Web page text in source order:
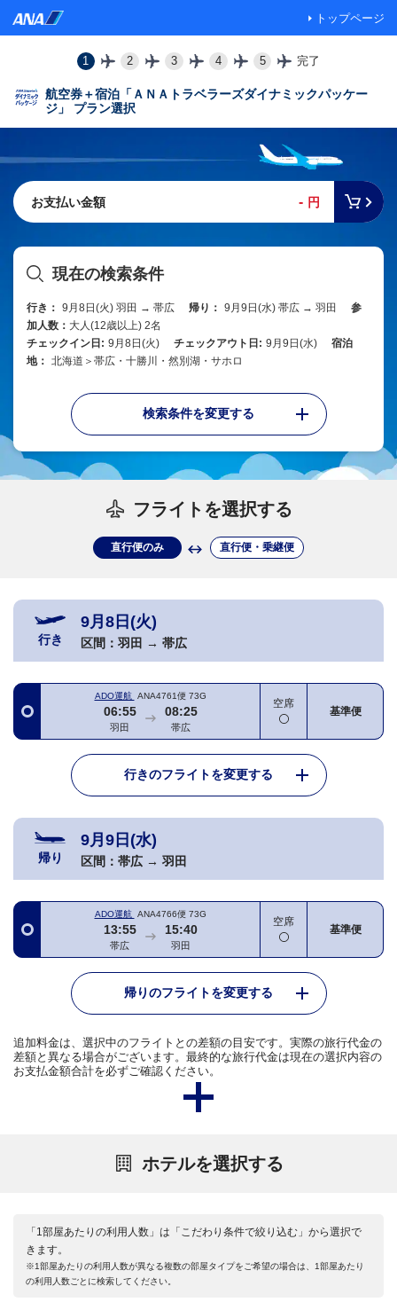
トップページ
1 2 3 4 5 完了
航空券＋宿泊「ＡＮＡトラベラーズダイナミックパッケー
ジ」 プラン選択
お支払い金額 - 円
現在の検索条件
行き： 9月8日(火) 羽田 → 帯広 帰り： 9月9日(水) 帯広 → 羽田
参
加人数： 大人(12歳以上) 2名
チェックイン日: 9月8日(火) チェックアウト日: 9月9日(水)
宿泊
地： 北海道＞帯広・十勝川・然別湖・サホロ
検索条件を変更する
フライトを選択する
直行便のみ 直行便・乗継便
行き
9月8日(火)
区間： 羽田 → 帯広
ADO運航 ANA4761便 73G
06:55
羽田
08:25
帯広
空席
基準便
行きのフライトを変更する
帰り
9月9日(水)
区間： 帯広 → 羽田
ADO運航 ANA4766便 73G
13:55
帯広
15:40
羽田
空席
基準便
帰りのフライトを変更する
追加料金は、選択中のフライトとの差額の目安です。実際の旅行代金の
差額と異なる場合がございます。最終的な旅行代金は現在の選択内容の
お支払金額合計を必ずご確認ください。
ホテルを選択する
「1部屋あたりの利用人数」は「こだわり条件で絞り込む」から選択で
きます。
※1部屋あたりの利用人数が異なる複数の部屋タイプをご希望の場合は、1部屋あたり
の利用人数ごとに検索してください。